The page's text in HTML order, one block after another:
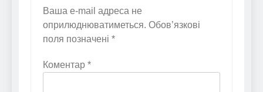
Ваша e-mail адреса не
оприлюднюватиметься. Обов’язкові
поля позначені *
Коментар *